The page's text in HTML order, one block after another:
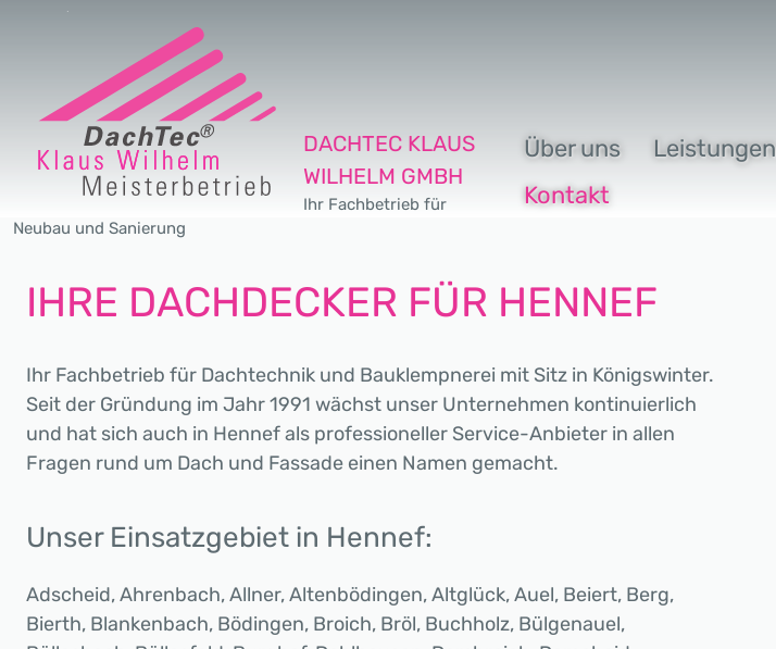
DACHTEC KLAUS
WILHELM GMBH
Ihr Fachbetrieb für
Neubau und Sanierung
Über uns Leistungen
Kontakt
IHRE DACHDECKER FÜR HENNEF
Ihr Fachbetrieb für Dachtechnik und Bauklempnerei mit Sitz in Königswinter.
Seit der Gründung im Jahr 1991 wächst unser Unternehmen kontinuierlich
und hat sich auch in Hennef als professioneller Service-Anbieter in allen
Fragen rund um Dach und Fassade einen Namen gemacht.
Unser Einsatzgebiet in Hennef:
Adscheid, Ahrenbach, Allner, Altenbödingen, Altglück, Auel, Beiert, Berg,
Bierth, Blankenbach, Bödingen, Broich, Bröl, Buchholz, Bülgenauel,